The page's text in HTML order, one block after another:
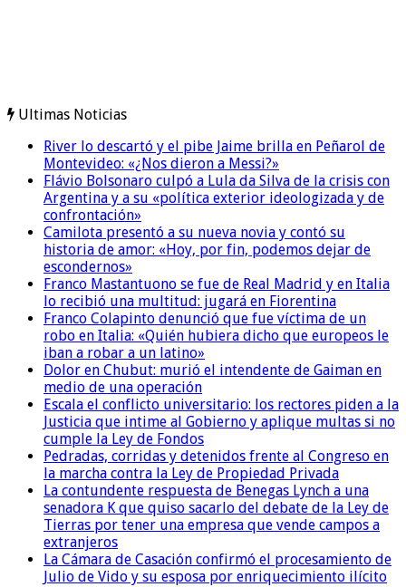
Ultimas Noticias
River lo descartó y el pibe Jaime brilla en Peñarol de
Montevideo: «¿Nos dieron a Messi?»
Flávio Bolsonaro culpó a Lula da Silva de la crisis con
Argentina y a su «política exterior ideologizada y de
confrontación»
Camilota presentó a su nueva novia y contó su
historia de amor: «Hoy, por fin, podemos dejar de
escondernos»
Franco Mastantuono se fue de Real Madrid y en Italia
lo recibió una multitud: jugará en Fiorentina
Franco Colapinto denunció que fue víctima de un
robo en Italia: «Quién hubiera dicho que europeos le
iban a robar a un latino»
Dolor en Chubut: murió el intendente de Gaiman en
medio de una operación
Escala el conflicto universitario: los rectores piden a la
Justicia que intime al Gobierno y aplique multas si no
cumple la Ley de Fondos
Pedradas, corridas y detenidos frente al Congreso en
la marcha contra la Ley de Propiedad Privada
La contundente respuesta de Benegas Lynch a una
senadora K que quiso sacarlo del debate de la Ley de
Tierras por tener una empresa que vende campos a
extranjeros
La Cámara de Casación confirmó el procesamiento de
Julio de Vido y su esposa por enriquecimiento ilícito